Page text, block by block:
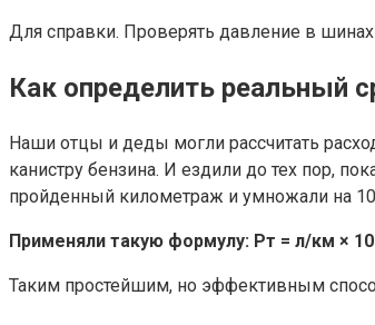
Для справки. Проверять давление в шинах
Как определить реальный
Наши отцы и деды могли рассчитать
канистру бензина. И ездили до тех пор,
пройденный километраж и умножали на
Применяли такую формулу: Рт = л/км ×
Таким простейшим, но эффективным